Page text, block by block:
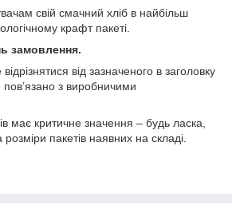
свій смачний хліб в найбільш
крафт пакеті.
замовлення.
від зазначеного в заголовку
з виробничими
має критичне значення – будь ласка,
пакетів наявних на складі.